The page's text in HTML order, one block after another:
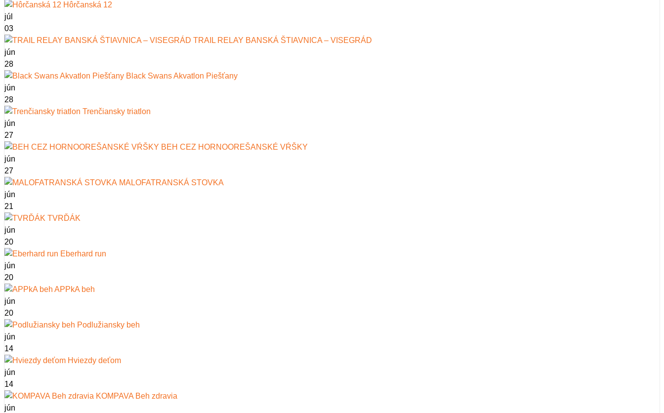
Hôrčanská 12
júl
03
TRAIL RELAY BANSKÁ ŠTIAVNICA – VISEGRÁD
jún
28
Black Swans Akvatlon Piešťany
jún
28
Trenčiansky triatlon
jún
27
BEH CEZ HORNOOREŠANSKÉ VŔŠKY
jún
27
MALOFATRANSKÁ STOVKA
jún
21
TVRĎÁK
jún
20
Eberhard run
jún
20
APPkA beh
jún
20
Podlužiansky beh
jún
14
Hviezdy deťom
jún
14
KOMPAVA Beh zdravia
jún